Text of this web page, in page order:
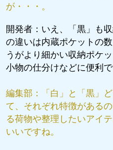
が・・・。
開発者： いえ、「黒」も
の違いは内蔵ポケットの
うがより細かい収納ポケ
小物の仕分けなどに便利で
編集部：
「白」と「黒」
て、それぞれ特徴がある
る荷物や整理したいアイ
いいですね。